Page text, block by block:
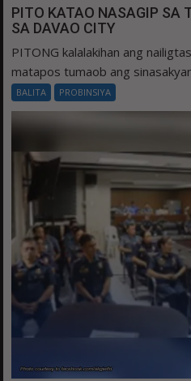
PITO KATAO NASAGIP SA
SA DAVAO CITY
PITONG kalalakihan ang
matapos tumaob ang
BALITA PROBINSIYA